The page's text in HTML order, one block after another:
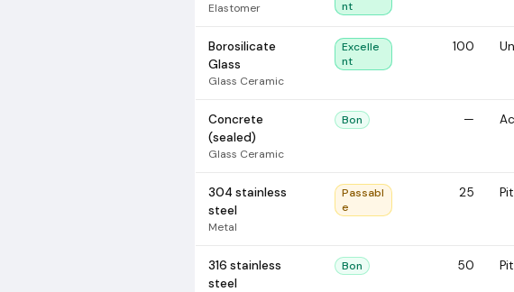
Elastomer
nt
Borosilicate
Glass
Glass Ceramic
Excelle
nt
100
Concrete
(sealed)
Glass Ceramic
Bon —
304 stainless
steel
Metal
Passabl
e
25
316 stainless
steel
Bon 50